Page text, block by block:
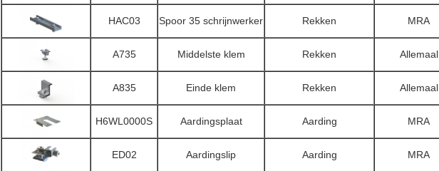
HAC03 Spoor 35 schrijnwerker Rekken MRA
A735 Middelste klem Rekken Allemaal
A835 Einde klem Rekken Allemaal
H6WL0000S Aardingsplaat Aarding MRA
ED02 Aardingslip Aarding MRA